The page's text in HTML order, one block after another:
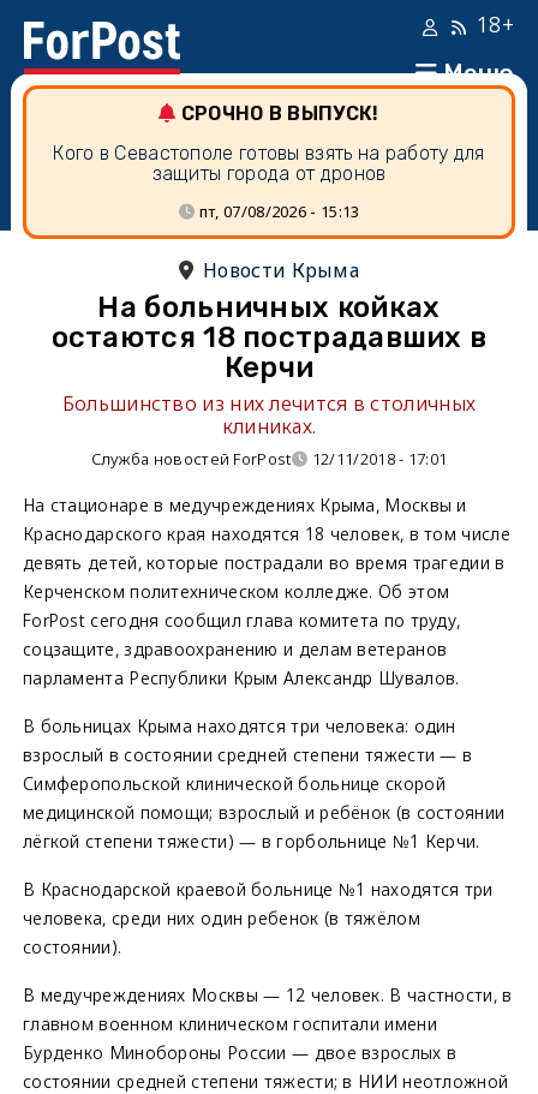
Меню
18+
СРОЧНО В ВЫПУСК!
Кого в Севастополе готовы взять на работу для
защиты города от дронов
пт, 07/08/2026 - 15:13
Новости Крыма
На больничных койках
остаются 18 пострадавших в
Керчи
Большинство из них лечится в столичных
клиниках.
Служба новостей ForPost 12/11/2018 - 17:01
На стационаре в медучреждениях Крыма, Москвы и
Краснодарского края находятся 18 человек, в том числе
девять детей, которые пострадали во время трагедии в
Керченском политехническом колледже. Об этом
ForPost сегодня сообщил глава комитета по труду,
соцзащите, здравоохранению и делам ветеранов
парламента Республики Крым Александр Шувалов.
В больницах Крыма находятся три человека: один
взрослый в состоянии средней степени тяжести — в
Симферопольской клинической больнице скорой
медицинской помощи; взрослый и ребёнок (в состоянии
лёгкой степени тяжести) — в горбольнице №1 Керчи.
В Краснодарской краевой больнице №1 находятся три
человека, среди них один ребенок (в тяжёлом
состоянии).
В медучреждениях Москвы — 12 человек. В частности, в
главном военном клиническом госпитали имени
Бурденко Минобороны России — двое взрослых в
состоянии средней степени тяжести; в НИИ неотложной